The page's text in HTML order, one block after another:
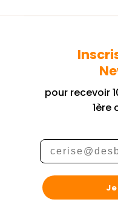
pour recevoir
1ère